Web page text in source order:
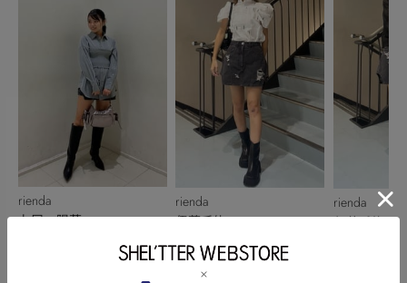
rienda
丸尾 陽菜
rienda
伊藤千紘
rienda
伊藤千紘